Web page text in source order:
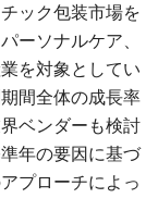
ック包装市場を
ーソナルケア、
を対象としてい
間全体の成長率
ベンダーも検討
年の要因に基づ
プローチによっ